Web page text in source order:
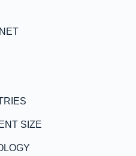
SIZE